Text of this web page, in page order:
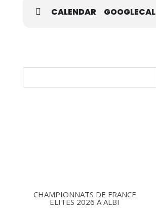
CALENDAR GOOGLECAL
CHAMPIONNATS DE FRANCE
ELITES 2026 A ALBI